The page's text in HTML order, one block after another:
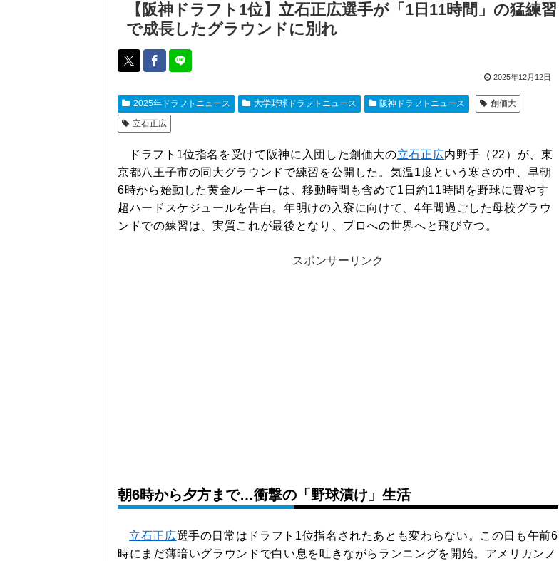
【阪神ドラフト1位】立石正広選手が「1日11時間」の猛練習
で成長したグラウンドに別れ
2025年12月12日
2025年ドラフトニュース 大学野球ドラフトニュース 阪神ドラフトニュース
創価大
立石正広
ドラフト1位指名を受けて阪神に入団した創価大の立石正広内野手（22）が、東
京都八王子市の同大グラウンドで練習を公開した。気温1度という寒さの中、早朝
6時から始動した黄金ルーキーは、移動時間も含めて1日約11時間を野球に費やす
超ハードスケジュールを告白。年明けの入寮に向けて、4年間過ごした母校グラウ
ンドでの練習は、実質これが最後となり、プロへの世界へと飛び立つ。
スポンサーリンク
朝6時から夕方まで…衝撃の「野球漬け」生活
立石正広選手の日常はドラフト1位指名されたあとも変わらない。この日も午前6
時にまだ薄暗いグラウンドで白い息を吐きながらランニングを開始。アメリカンノ